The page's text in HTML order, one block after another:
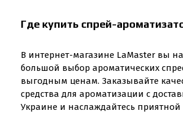
Где купить спрей-
В интернет-магазине LaMaster вы
большой выбор ароматических
выгодным ценам. Заказывайте
средства для ароматизации с
Украине и наслаждайтесь приятной